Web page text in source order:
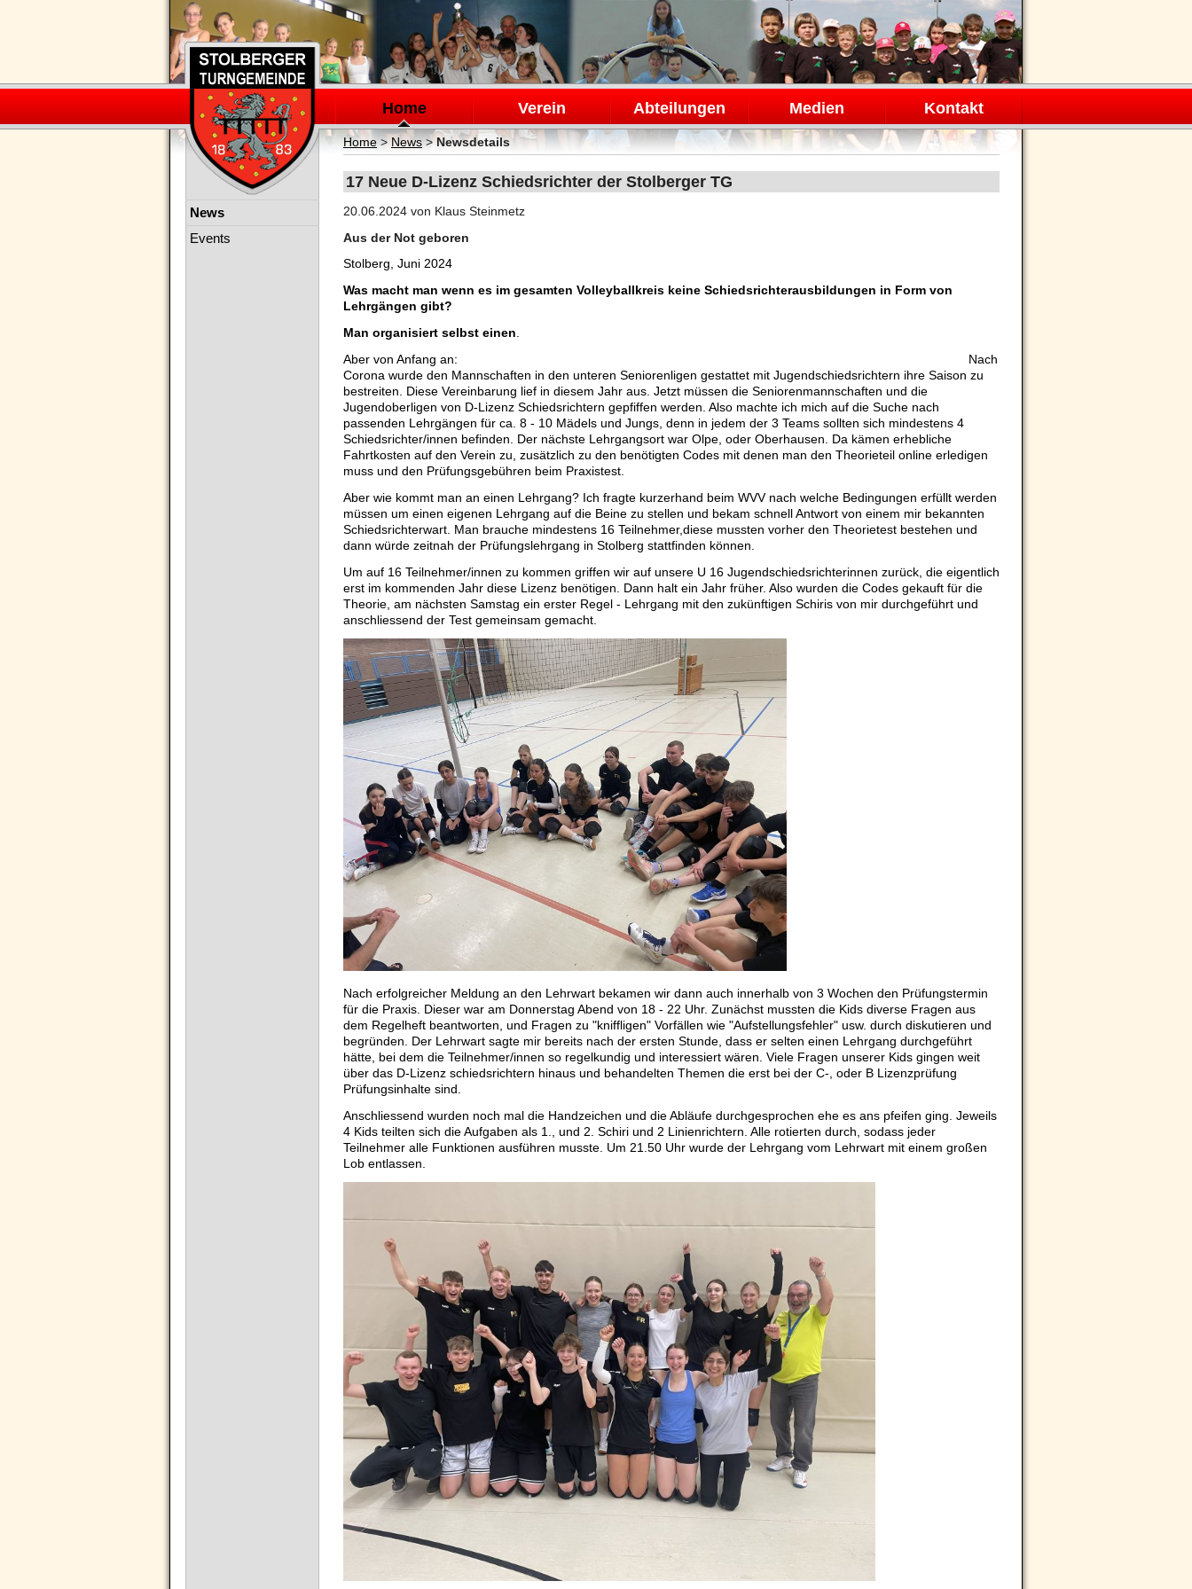
Navigation
überspringen
Home Verein Abteilungen Medien Kontakt
Home> News>Newsdetails
17 Neue D-Lizenz Schiedsrichter der Stolberger TG
20.06.2024 von Klaus Steinmetz
Aus der Not geboren
Stolberg, Juni 2024
Was macht man wenn es im gesamten Volleyballkreis keine Schiedsrichterausbildungen in Form von
Lehrgängen gibt?
Man organisiert selbst einen
Aber von Anfang an: Nach
Corona wurde den Mannschaften in den unteren Seniorenligen gestattet mit Jugendschiedsrichtern ihre Saison zu
bestreiten. Diese Vereinbarung lief in diesem Jahr aus. Jetzt müssen die Seniorenmannschaften und die
Jugendoberligen von D-Lizenz Schiedsrichtern gepfiffen werden. Also machte ich mich auf die Suche nach
passenden Lehrgängen für ca. 8 - 10 Mädels und Jungs, denn in jedem der 3 Teams sollten sich mindestens 4
Schiedsrichter/innen befinden. Der nächste Lehrgangsort war Olpe, oder Oberhausen. Da kämen erhebliche
Fahrtkosten auf den Verein zu, zusätzlich zu den benötigten Codes mit denen man den Theorieteil online erledigen
muss und den Prüfungsgebühren beim Praxistest.
Aber wie kommt man an einen Lehrgang? Ich fragte kurzerhand beim WVV nach welche Bedingungen erfüllt werden
müssen um einen eigenen Lehrgang auf die Beine zu stellen und bekam schnell Antwort von einem mir bekannten
Schiedsrichterwart. Man brauche mindestens 16 Teilnehmer,diese mussten vorher den Theorietest bestehen und
dann würde zeitnah der Prüfungslehrgang in Stolberg stattfinden können.
Um auf 16 Teilnehmer/innen zu kommen griffen wir auf unsere U 16 Jugendschiedsrichterinnen zurück, die eigentlich
erst im kommenden Jahr diese Lizenz benötigen. Dann halt ein Jahr früher. Also wurden die Codes gekauft für die
Theorie, am nächsten Samstag ein erster Regel - Lehrgang mit den zukünftigen Schiris von mir durchgeführt und
anschliessend der Test gemeinsam gemacht.
Nach erfolgreicher Meldung an den Lehrwart bekamen wir dann auch innerhalb von 3 Wochen den Prüfungstermin
für die Praxis. Dieser war am Donnerstag Abend von 18 - 22 Uhr. Zunächst mussten die Kids diverse Fragen aus
dem Regelheft beantworten, und Fragen zu "kniffligen" Vorfällen wie "Aufstellungsfehler" usw. durch diskutieren und
begründen. Der Lehrwart sagte mir bereits nach der ersten Stunde, dass er selten einen Lehrgang durchgeführt
hätte, bei dem die Teilnehmer/innen so regelkundig und interessiert wären. Viele Fragen unserer Kids gingen weit
über das D-Lizenz schiedsrichtern hinaus und behandelten Themen die erst bei der C-, oder B Lizenzprüfung
Prüfungsinhalte sind.
Anschliessend wurden noch mal die Handzeichen und die Abläufe durchgesprochen ehe es ans pfeifen ging. Jeweils
4 Kids teilten sich die Aufgaben als 1., und 2. Schiri und 2 Linienrichtern. Alle rotierten durch, sodass jeder
Teilnehmer alle Funktionen ausführen musste. Um 21.50 Uhr wurde der Lehrgang vom Lehrwart mit einem großen
Lob entlassen.
Navigation
News
Events